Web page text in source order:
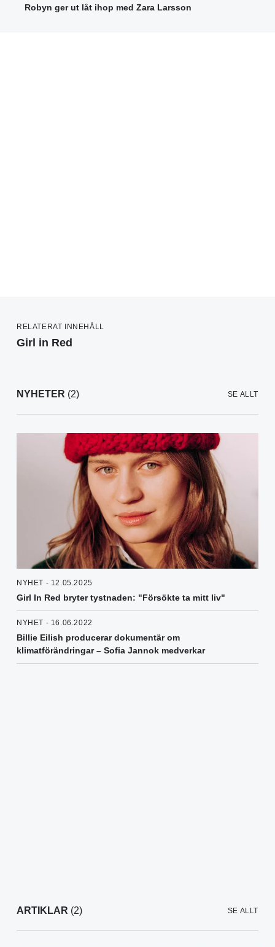
Robyn ger ut låt ihop med Zara Larsson
RELATERAT INNEHÅLL
Girl in Red
NYHETER (2) SE ALLT
NYHET - 12.05.2025
Girl In Red bryter tystnaden: "Försökte ta mitt liv"
NYHET - 16.06.2022
Billie Eilish producerar dokumentär om
klimatförändringar – Sofia Jannok medverkar
ARTIKLAR (2) SE ALLT